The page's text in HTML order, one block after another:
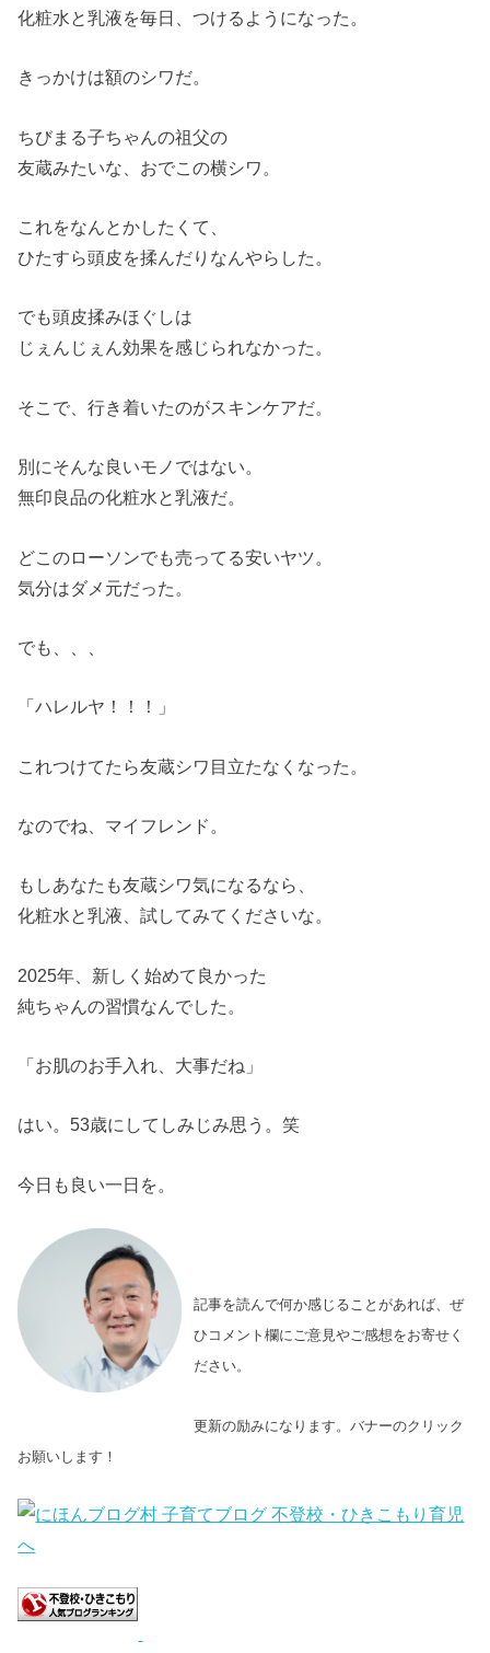
化粧水と乳液を毎日、つけるようになった。
きっかけは額のシワだ。
ちびまる子ちゃんの祖父の
友蔵みたいな、おでこの横シワ。
これをなんとかしたくて、
ひたすら頭皮を揉んだりなんやらした。
でも頭皮揉みほぐしは
じぇんじぇん効果を感じられなかった。
そこで、行き着いたのがスキンケアだ。
別にそんな良いモノではない。
無印良品の化粧水と乳液だ。
どこのローソンでも売ってる安いヤツ。
気分はダメ元だった。
でも、、、
「ハレルヤ！！！」
これつけてたら友蔵シワ目立たなくなった。
なのでね、マイフレンド。
もしあなたも友蔵シワ気になるなら、
化粧水と乳液、試してみてくださいな。
2025年、新しく始めて良かった
純ちゃんの習慣なんでした。
「お肌のお手入れ、大事だね」
はい。53歳にしてしみじみ思う。笑
今日も良い一日を。
記事を読んで何か感じることがあれば、ぜ
ひコメント欄にご意見やご感想をお寄せく
ださい。
更新の励みになります。バナーのクリック
お願いします！